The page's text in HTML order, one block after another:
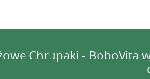
Chrupaki - BoboVita